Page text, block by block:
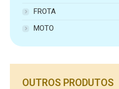
FROTA
MOTO
OUTROS PRODUTOS